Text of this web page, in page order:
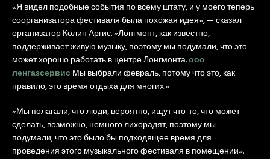
«Я видел подобные события по всему штату, и у моего теперь
соорганизатора фестиваля была похожая идея», — сказал
организатор Колин Аргис. «Лонгмонт, как известно,
поддерживает живую музыку, поэтому мы подумали, что это
может хорошо работать в центре Лонгмонта.ооо
ленгазсервисМы выбрали февраль, потому что это, как
правило, это время отдыха для многих.»
«Мы полагали, что люди, вероятно, ищут что-то, что может
сделать, возможно, немного лихорадят, поэтому мы
подумали, что это было бы подходящее время для
проведения этого музыкального фестиваля в помещении».